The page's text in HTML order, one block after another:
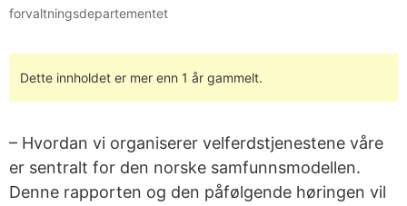
forvaltningsdepartementet
Dette innholdet er mer enn 1 år gammelt.
– Hvordan vi organiserer velferdstjenestene våre
er sentralt for den norske samfunnsmodellen.
Denne rapporten og den påfølgende høringen vil